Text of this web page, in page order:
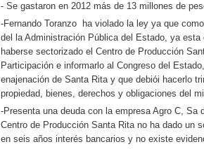
- Se gastaron en 2012 más de 13 millones de
-Fernando Toranzo ha violado la ley ya que
del la Administración Pública del Estado, ya
haberse sectorizado el Centro de Producción
Participación e informarlo al Congreso del
enajenación de Santa Rita y que debiói hacerlo
propiedad, bienes, derechos y obligaciones del
-Presenta una deuda con la empresa Agro C,
Centro de Producción Santa Rita no ha dado un
en seis años interés bancarios y no existe